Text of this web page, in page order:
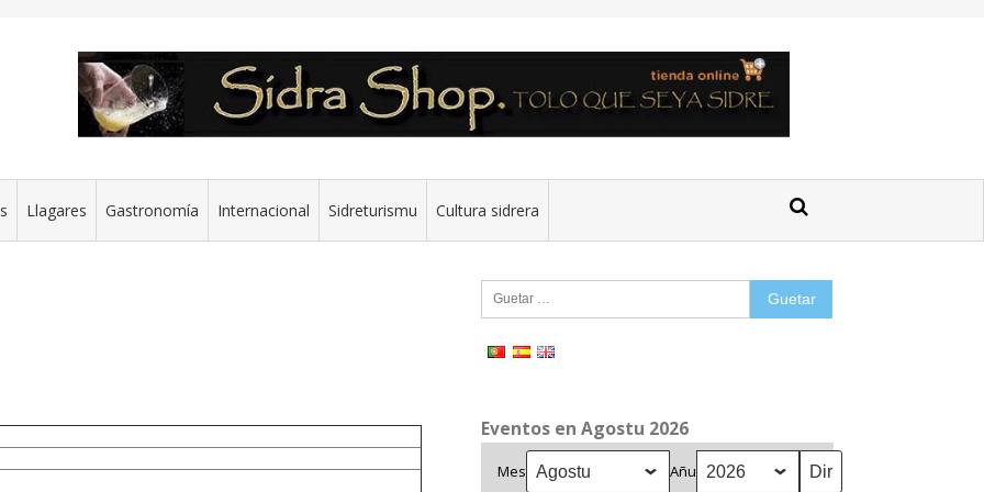
Llagares Gastronomía Internacional Sidreturismu Cultura sidrera
Guetar:
Eventos en Agostu 2026
Mes Añu